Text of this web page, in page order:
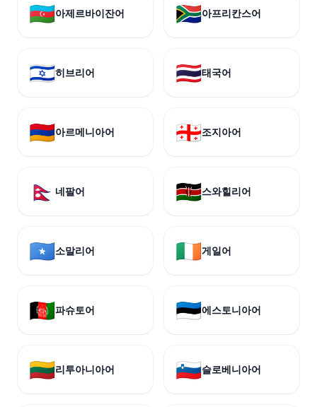
🇦🇿아제르바이잔어 🇿🇦아프리칸스어
🇮🇱히브리어 🇹🇭태국어
🇦🇲아르메니아어 🇬🇪조지아어
🇳🇵 네팔어 🇰🇪스와힐리어
🇸🇴소말리어 🇮🇪게일어
🇦🇫파슈토어 🇪🇪에스토니아어
🇱🇹리투아니아어 🇸🇮슬로베니아어